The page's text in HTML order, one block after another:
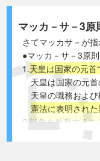
マッカ－サ－3原
さてマッカサ－が指
●マッカ－サ－3原則
1.天皇は国家の元首
天皇は国家の元首
天皇の職務および
憲法に表明され
2. 戦争を放棄するこ